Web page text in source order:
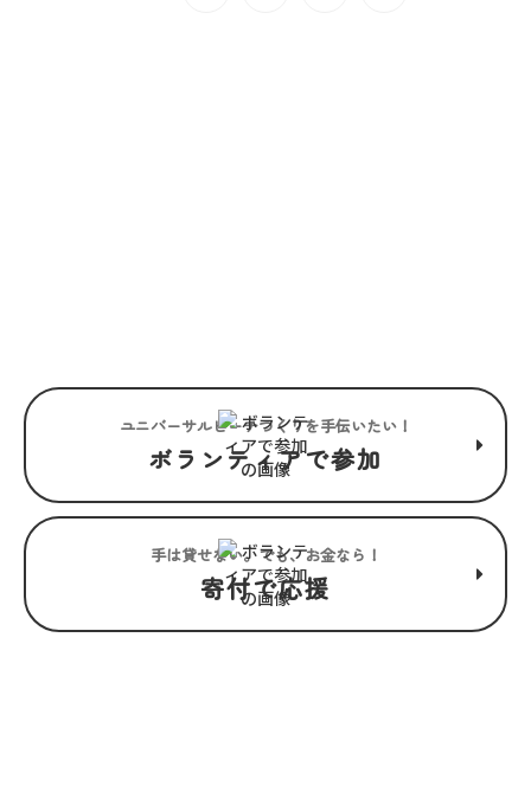
ユニバーサルビーチつくりを手伝いたい！
ボランティアで参加
手は貸せない。でも、お金なら！
寄付で応援